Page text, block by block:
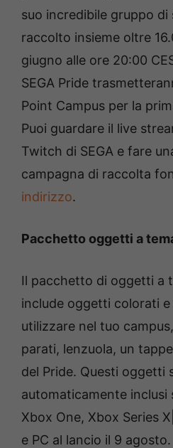
suo incredibile gruppo
raccolto insieme oltre
giugno alle ore 20:00
SEGA Pride
Point Campus per la
Puoi guardare il live
Twitch di SEGA e fare
campagna di raccolta
indirizzo.
Pacchetto oggetti a
Il pacchetto di oggetti a
include oggetti colorati
utilizzare nel tuo
parati, lenzuola, un
del Pride. Questi oggetti
automaticamente inclusi
Xbox One, Xbox Series
e PC al lancio il 9 agosto.